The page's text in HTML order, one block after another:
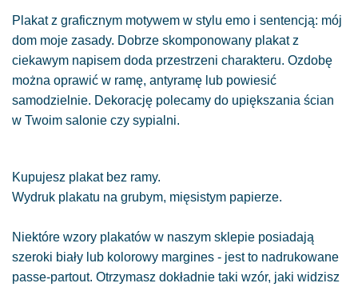
Plakat z graficznym motywem w stylu emo i sentencją: mój
dom moje zasady. Dobrze skomponowany plakat z
ciekawym napisem doda przestrzeni charakteru. Ozdobę
można oprawić w ramę, antyramę lub powiesić
samodzielnie. Dekorację polecamy do upiększania ścian
w Twoim salonie czy sypialni.
Kupujesz plakat bez ramy.
Wydruk plakatu na grubym, mięsistym papierze.
Niektóre wzory plakatów w naszym sklepie posiadają
szeroki biały lub kolorowy margines - jest to nadrukowane
passe-partout. Otrzymasz dokładnie taki wzór, jaki widzisz